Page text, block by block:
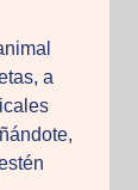
a